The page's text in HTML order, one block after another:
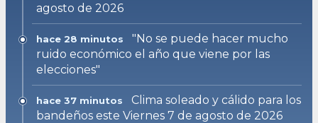
agosto de 2026
hace 28 minutos
"No se puede hacer mucho
ruido económico el año que viene por las
elecciones"
hace 37 minutos
Clima soleado y cálido para los
bandeños este Viernes 7 de agosto de 2026